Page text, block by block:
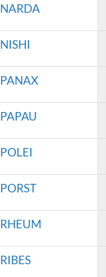
NARDA
NISHI
PANAX
PAPAU
POLEI
PORST
RHEUM
RIBES